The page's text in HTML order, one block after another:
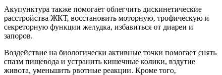
Акупунктура также помогает облегчить дискинетические
расстройства ЖКТ, восстановить моторную, трофическую и
секреторную функции желудка, избавиться от диареи и
запоров.
Воздействие на биологически активные точки помогает снять
спазм пищевода и устранить кишечные колики, вздутие
живота, уменьшить рвотные реакции. Кроме того,